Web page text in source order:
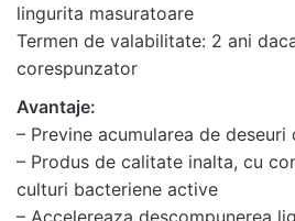
lingurita masuratoare
Termen de valabilitate: 2 ani
corespunzator
Avantaje:
– Previne acumularea de deseuri
– Produs de calitate inalta, cu
culturi bacteriene active
– Accelereaza descompunerea
Email*